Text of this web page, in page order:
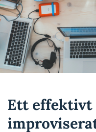
Ett effektivt